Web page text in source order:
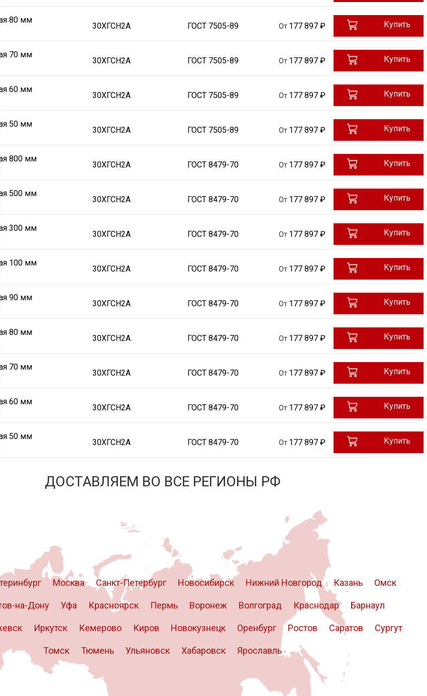
80 мм
30ХГСН2А ГОСТ 7505-89 От 177 897 ₽ Купить
70 мм
30ХГСН2А ГОСТ 7505-89 От 177 897 ₽ Купить
60 мм
30ХГСН2А ГОСТ 7505-89 От 177 897 ₽ Купить
50 мм
30ХГСН2А ГОСТ 7505-89 От 177 897 ₽ Купить
800 мм
30ХГСН2А ГОСТ 8479-70 От 177 897 ₽ Купить
500 мм
30ХГСН2А ГОСТ 8479-70 От 177 897 ₽ Купить
300 мм
30ХГСН2А ГОСТ 8479-70 От 177 897 ₽ Купить
100 мм
30ХГСН2А ГОСТ 8479-70 От 177 897 ₽ Купить
90 мм
30ХГСН2А ГОСТ 8479-70 От 177 897 ₽ Купить
80 мм
30ХГСН2А ГОСТ 8479-70 От 177 897 ₽ Купить
70 мм
30ХГСН2А ГОСТ 8479-70 От 177 897 ₽ Купить
60 мм
30ХГСН2А ГОСТ 8479-70 От 177 897 ₽ Купить
50 мм
30ХГСН2А ГОСТ 8479-70 От 177 897 ₽ Купить
ДОСТАВЛЯЕМ ВО ВСЕ РЕГИОНЫ РФ
Москва Санкт-Петербург Новосибирск Нижний Новгород Казань Омск
на-Дону Уфа Красноярск Пермь Воронеж Волгоград Краснодар Барнаул
Иркутск Кемерово Киров Новокузнецк Оренбург Ростов Саратов Сургут
Томск Тюмень Ульяновск Хабаровск Ярославль